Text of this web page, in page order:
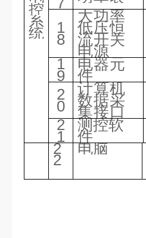
控
系
统
1
8
大功率
低压恒
流开关
电源
1
9
电器元
件
2
0
计算机
数据采
集接口
2
1
测控软
件
2
2
电脑